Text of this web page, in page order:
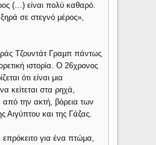
(…) είναι πολύ καθαρό.
σε στεγνό μέρος»,
Τζουντάτ Γραμπ πάντως
ιστορία. Ο 26χρονος
ότι είναι μια
κείτεται στα ρηχά,
από την ακτή, βόρεια των
Αιγύπτου και της Γάζας.
επρόκειτο για ένα πτώμα,